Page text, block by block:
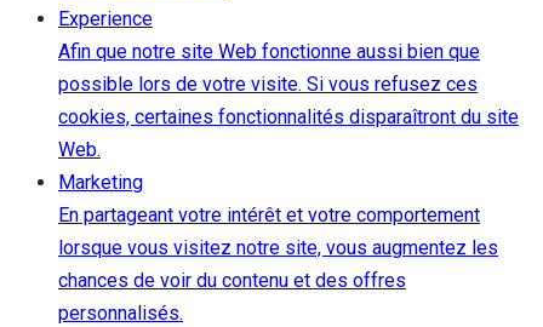
Experience
Afin que notre site Web fonctionne aussi bien que
possible lors de votre visite. Si vous refusez ces
cookies, certaines fonctionnalités disparaîtront du site
Web.
Marketing
En partageant votre intérêt et votre comportement
lorsque vous visitez notre site, vous augmentez les
chances de voir du contenu et des offres
personnalisés.